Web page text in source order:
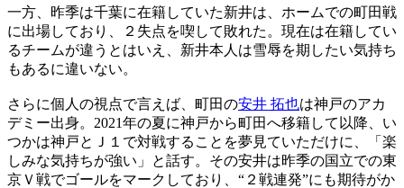
一方、昨季は千葉に在籍していた新井は、ホームでの町田戦
に出場しており、２失点を喫して敗れた。現在は在籍してい
るチームが違うとはいえ、新井本人は雪辱を期したい気持ち
もあるに違いない。
さらに個人の視点で言えば、町田の安井 拓也は神戸のアカ
デミー出身。2021年の夏に神戸から町田へ移籍して以降、い
つかは神戸とＪ１で対戦することを夢見ていただけに、「楽
しみな気持ちが強い」と話す。その安井は昨季の国立での東
京Ｖ戦でゴールをマークしており、“２戦連発”にも期待がか